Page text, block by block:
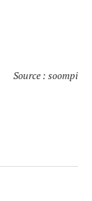
Source : soompi